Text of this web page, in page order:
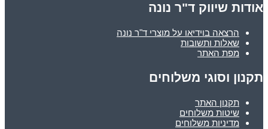
אודות שיווק ד"ר נונה
הרצאה בוידיאו על מוצרי ד"ר נונה
שאלות ותשובות
מפת האתר
תקנון וסוגי משלוחים
תקנון האתר
שיטות משלוחים
מדיניות משלוחים